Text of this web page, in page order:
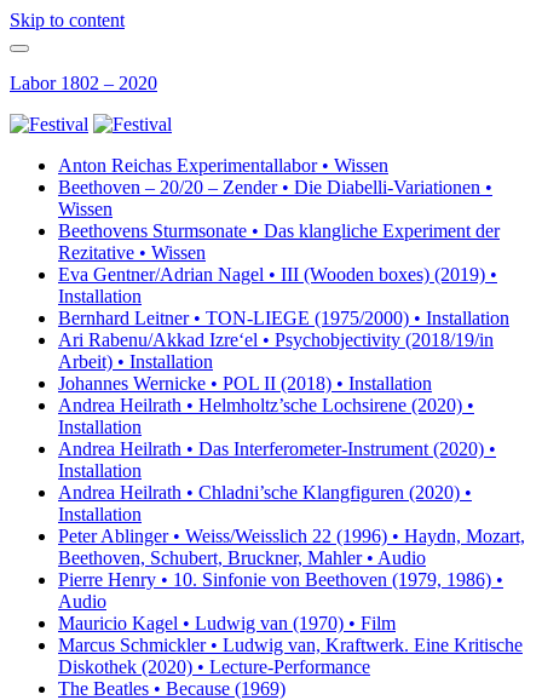
Skip to content
Labor 1802 – 2020
Anton Reichas Experimentallabor • Wissen
Beethoven – 20/20 – Zender • Die Diabelli-Variationen •
Wissen
Beethovens Sturmsonate • Das klangliche Experiment der
Rezitative • Wissen
Eva Gentner/Adrian Nagel • III (Wooden boxes) (2019) •
Installation
Bernhard Leitner • TON-LIEGE (1975/2000) • Installation
Ari Rabenu/Akkad Izre‘el • Psychobjectivity (2018/19/in
Arbeit) • Installation
Johannes Wernicke • POL II (2018) • Installation
Andrea Heilrath • Helmholtz’sche Lochsirene (2020) •
Installation
Andrea Heilrath • Das Interferometer-Instrument (2020) •
Installation
Andrea Heilrath • Chladni’sche Klangfiguren (2020) •
Installation
Peter Ablinger • Weiss/Weisslich 22 (1996) • Haydn, Mozart,
Beethoven, Schubert, Bruckner, Mahler • Audio
Pierre Henry • 10. Sinfonie von Beethoven (1979, 1986) •
Audio
Mauricio Kagel • Ludwig van (1970) • Film
Marcus Schmickler • Ludwig van, Kraftwerk. Eine Kritische
Diskothek (2020) • Lecture-Performance
The Beatles • Because (1969)